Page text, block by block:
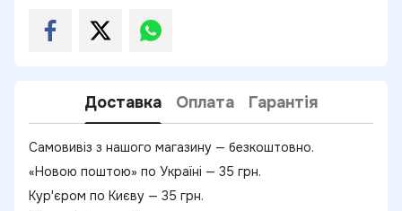
Доставка Оплата Гарантія
Самовивіз з нашого магазину — безкоштовно.
«Новою поштою» по Україні — 35 грн.
Кур'єром по Києву — 35 грн.